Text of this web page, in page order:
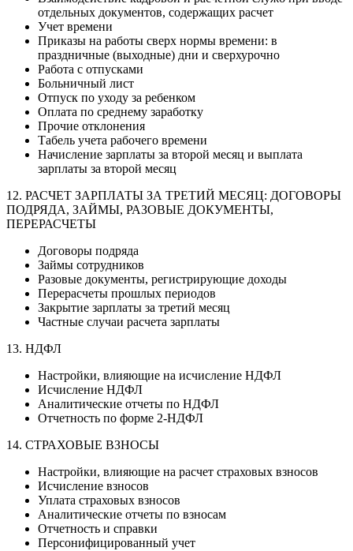
отдельных документов, содержащих расчет
Учет времени
Приказы на работы сверх нормы времени: в
праздничные (выходные) дни и сверхурочно
Работа с отпусками
Больничный лист
Отпуск по уходу за ребенком
Оплата по среднему заработку
Прочие отклонения
Табель учета рабочего времени
Начисление зарплаты за второй месяц и выплата
зарплаты за второй месяц
12. РАСЧЕТ ЗАРПЛАТЫ ЗА ТРЕТИЙ МЕСЯЦ: ДОГОВОРЫ
ПОДРЯДА, ЗАЙМЫ, РАЗОВЫЕ ДОКУМЕНТЫ,
ПЕРЕРАСЧЕТЫ
Договоры подряда
Займы сотрудников
Разовые документы, регистрирующие доходы
Перерасчеты прошлых периодов
Закрытие зарплаты за третий месяц
Частные случаи расчета зарплаты
13. НДФЛ
Настройки, влияющие на исчисление НДФЛ
Исчисление НДФЛ
Аналитические отчеты по НДФЛ
Отчетность по форме 2-НДФЛ
14. СТРАХОВЫЕ ВЗНОСЫ
Настройки, влияющие на расчет страховых взносов
Исчисление взносов
Уплата страховых взносов
Аналитические отчеты по взносам
Отчетность и справки
Персонифицированный учет